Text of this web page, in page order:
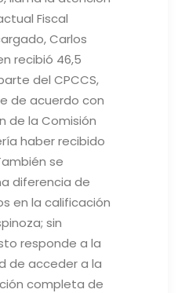
Fiscal
Carlos
recibió 46,5
del CPCCS,
de acuerdo con
de la Comisión
haber recibido
se
diferencia de
en la calificación
sin
responde a la
de acceder a la
completa de